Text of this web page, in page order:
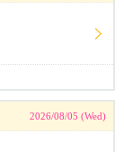
2026/08/05 (Wed)